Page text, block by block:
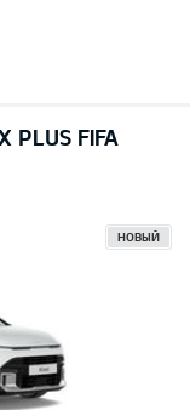
PLUS FIFA
НОВЫЙ